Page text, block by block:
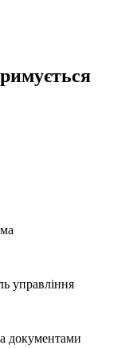
управління
документами